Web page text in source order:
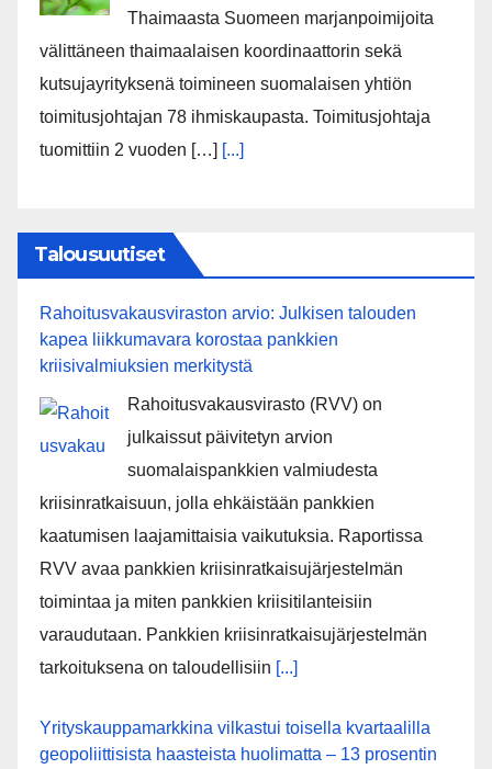
Thaimaasta Suomeen marjanpoimijoita
välittäneen thaimaalaisen koordinaattorin sekä
kutsujayrityksenä toimineen suomalaisen yhtiön
toimitusjohtajan 78 ihmiskaupasta. Toimitusjohtaja
tuomittiin 2 vuoden […] [...]
Talousuutiset
Rahoitusvakausviraston arvio: Julkisen talouden
kapea liikkumavara korostaa pankkien
kriisivalmiuksien merkitystä
Rahoitusvakausvirasto (RVV) on
julkaissut päivitetyn arvion
suomalaispankkien valmiudesta
kriisinratkaisuun, jolla ehkäistään pankkien
kaatumisen laajamittaisia vaikutuksia. Raportissa
RVV avaa pankkien kriisinratkaisujärjestelmän
toimintaa ja miten pankkien kriisitilanteisiin
varaudutaan. Pankkien kriisinratkaisujärjestelmän
tarkoituksena on taloudellisiin [...]
Yrityskauppamarkkina vilkastui toisella kvartaalilla
geopoliittisista haasteista huolimatta – 13 prosentin